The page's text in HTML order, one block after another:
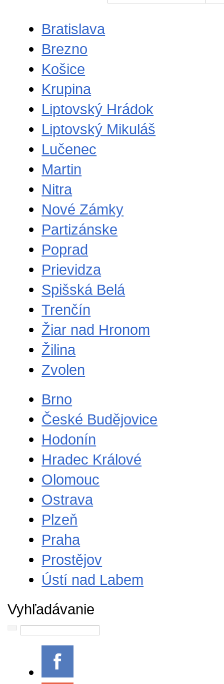
Bratislava
Brezno
Košice
Krupina
Liptovský Hrádok
Liptovský Mikuláš
Lučenec
Martin
Nitra
Nové Zámky
Partizánske
Poprad
Prievidza
Spišská Belá
Trenčín
Žiar nad Hronom
Žilina
Zvolen
Brno
České Budějovice
Hodonín
Hradec Králové
Olomouc
Ostrava
Plzeň
Praha
Prostějov
Ústí nad Labem
Vyhľadávanie